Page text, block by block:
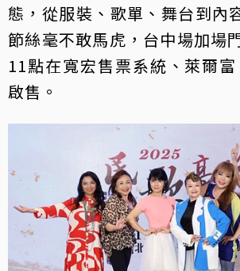
態，從服裝、歌單、舞台到內
節絲毫不敢馬虎，台中場加場
11點在寬宏售票系統、萊爾
啟售。